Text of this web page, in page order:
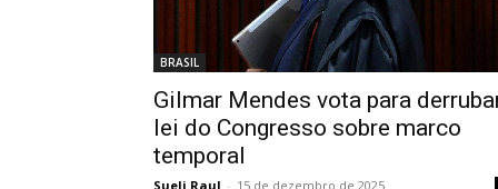
BRASIL
Gilmar Mendes vota para
lei do Congresso sobre marco
temporal
Sueli Raul - 15 de dezembro de 2025